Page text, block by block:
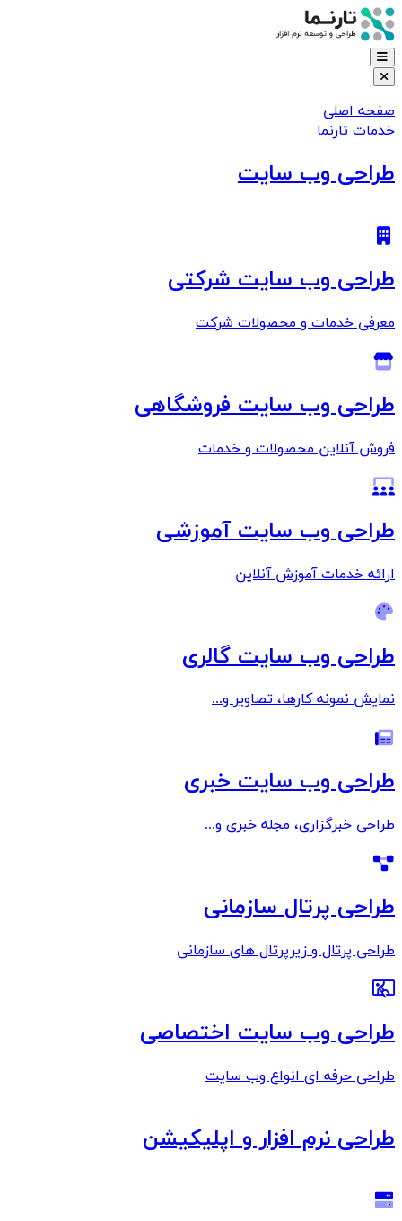
صفحه اصلی
خدمات تارنما
طراحی وب سایت
طراحی وب سایت شرکتی
معرفی خدمات و محصولات شرکت
طراحی وب سایت فروشگاهی
فروش آنلاین محصولات و خدمات
طراحی وب سایت آموزشی
ارائه خدمات آموزش آنلاین
طراحی وب سایت گالری
نمایش نمونه کارها، تصاویر و...
طراحی وب سایت خبری
طراحی خبرگزاری، مجله خبری و...
طراحی پرتال سازمانی
طراحی پرتال و زیرپرتال های سازمانی
طراحی وب سایت اختصاصی
طراحی حرفه ای انواع وب سایت
طراحی نرم افزار و اپلیکیشن